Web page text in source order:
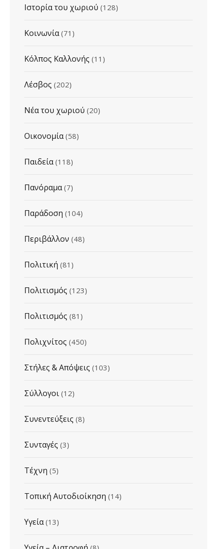
Ιστορία του χωριού (128)
Κοινωνία(71)
Κόλπος Καλλονής (11)
Λέσβος (202)
Νέα του χωριού (20)
Οικονομία(58)
Παιδεία(118)
Πανόραμα(7)
Παράδοση (104)
Περιβάλλον (48)
Πολιτική (81)
Πολιτισμός (123)
Πολιτισμός (81)
Πολιχνίτος (450)
Στήλες & Απόψεις (103)
Σύλλογοι (12)
Συνεντεύξεις (8)
Συνταγές (3)
Τέχνη (5)
Τοπική Αυτοδιοίκηση (14)
Υγεία(13)